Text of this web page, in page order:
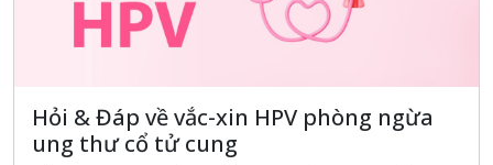
Hỏi & Đáp về vắc-xin HPV phòng ngừa
ung thư cổ tử cung